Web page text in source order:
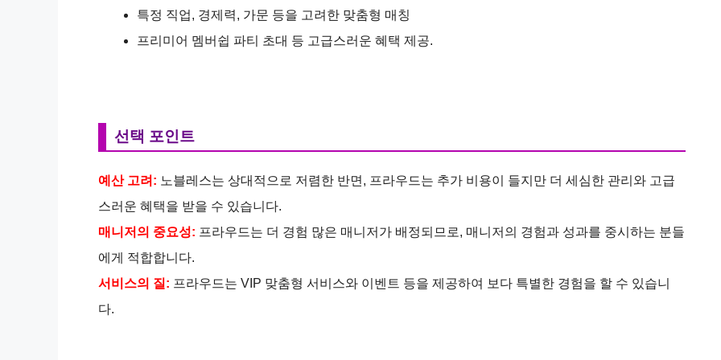
특정 직업, 경제력, 가문 등을 고려한 맞춤형 매칭
프리미어 멤버쉽 파티 초대 등 고급스러운 혜택 제공​.
선택 포인트
예산 고려: 노블레스는 상대적으로 저렴한 반면, 프라우드는 추가 비용이 들지만 더 세심한 관리와 고급
스러운 혜택을 받을 수 있습니다.
매니저의 중요성: 프라우드는 더 경험 많은 매니저가 배정되므로, 매니저의 경험과 성과를 중시하는 분들
에게 적합합니다.
서비스의 질: 프라우드는 VIP 맞춤형 서비스와 이벤트 등을 제공하여 보다 특별한 경험을 할 수 있습니
다.